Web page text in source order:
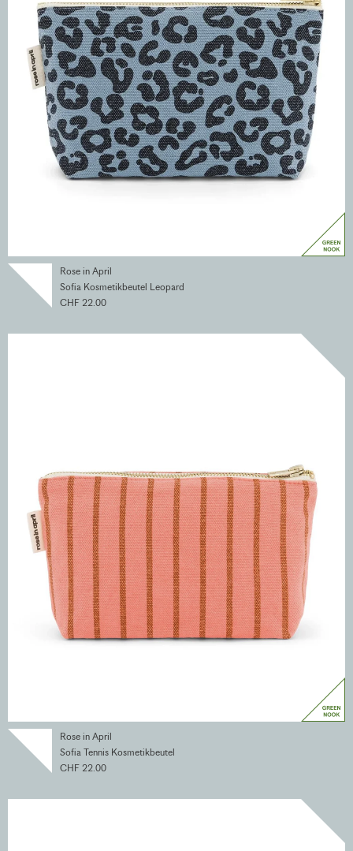
Rose in April
Sofia Kosmetikbeutel Leopard
CHF 22.00
Rose in April
Sofia Tennis Kosmetikbeutel
CHF 22.00